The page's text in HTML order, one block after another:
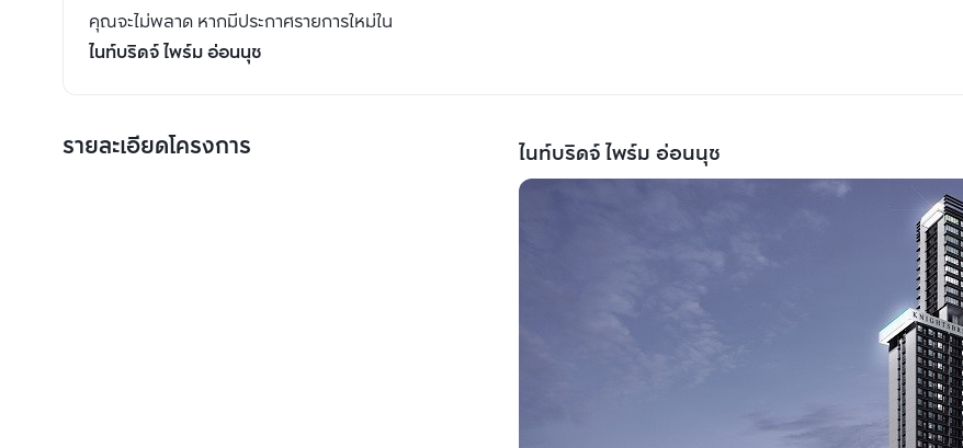
คุณจะไม่พลาด หากมีประกาศรายการใหม่ใน
ไนท์บริดจ์ ไพร์ม อ่อนนุช
รายละเอียดโครงการ ไนท์บริดจ์ ไพร์ม อ่อนนุช